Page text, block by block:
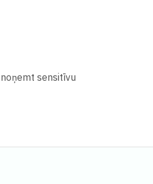
sensitīvu